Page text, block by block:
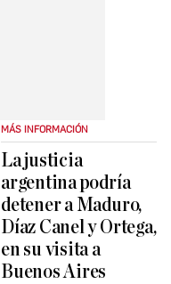
MÁS INFORMACIÓN
La justicia
argentina podría
detener a Maduro,
Díaz Canel y Ortega,
en su visita a
Buenos Aires